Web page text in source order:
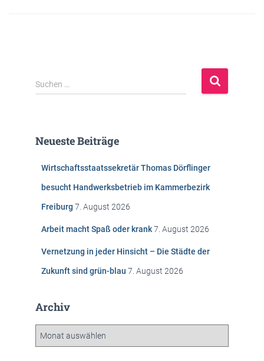
S
u
n
Suchen …
Neueste Beiträge
Wirtschaftsstaatssekretär Thomas Dörflinger
besucht Handwerksbetrieb im Kammerbezirk
Freiburg 7. August 2026
Arbeit macht Spaß oder krank7. August 2026
Vernetzung in jeder Hinsicht – Die Städte der
Zukunft sind grün-blau 7. August 2026
Archiv